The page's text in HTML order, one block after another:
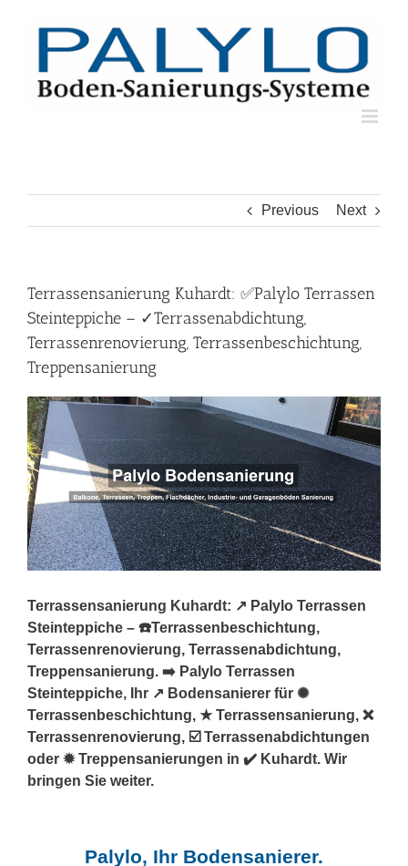
Previous Next
Terrassensanierung Kuhardt: ✅Palylo Terrassen
Steinteppiche – ✓Terrassenabdichtung,
Terrassenrenovierung, Terrassenbeschichtung,
Treppensanierung
Terrassensanierung Kuhardt: ↗️ Palylo Terrassen
Steinteppiche – ☎️Terrassenbeschichtung,
Terrassenrenovierung, Terrassenabdichtung,
Treppensanierung. ➡️ Palylo Terrassen
Steinteppiche, Ihr ↗️ Bodensanierer für ✺
Terrassenbeschichtung, ★ Terrassensanierung, ❌
Terrassenrenovierung, ☑️ Terrassenabdichtungen
oder ✹ Treppensanierungen in ✔️ Kuhardt. Wir
bringen Sie weiter.
Palylo, Ihr Bodensanierer.